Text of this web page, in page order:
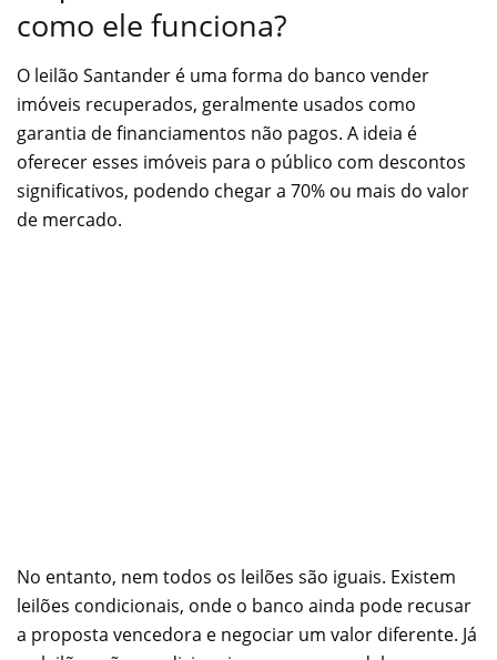
como ele funciona?
O leilão Santander é uma forma do banco vender
imóveis recuperados, geralmente usados como
garantia de financiamentos não pagos. A ideia é
oferecer esses imóveis para o público com descontos
significativos, podendo chegar a 70% ou mais do valor
de mercado.
No entanto, nem todos os leilões são iguais. Existem
leilões condicionais, onde o banco ainda pode recusar
a proposta vencedora e negociar um valor diferente. Já